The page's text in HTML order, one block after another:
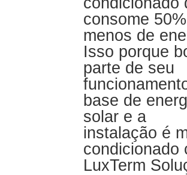
consome
menos de
Isso porque
parte de seu
base de
solar e a
instalação é
condicionado
LuxTerm